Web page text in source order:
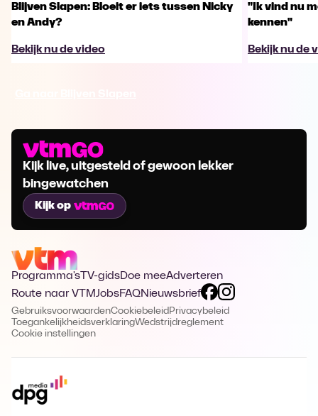
Blijven Slapen: Bloeit er iets tussen Nicky
en Andy?
Bekijk nu de video
"Ik vind nu
kennen"
Bekijk nu de
Kijk live, uitgesteld of gewoon lekker
bingewatchen
Kijk op
Programma's TV-gidsDoe meeAdverteren
Route naar VTMJobsFAQNieuwsbrief
GebruiksvoorwaardenCookiebeleid Privacybeleid
ToegankelijkheidsverklaringWedstrijdreglement
Cookie instellingen